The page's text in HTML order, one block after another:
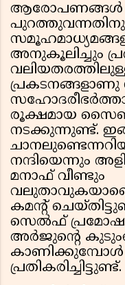
ആരോപണങ്ങള്‍
പുറത്തുവന്നതിനു
അനുകൂലിച്ചും
പ്രകടനങ്ങളാണു
രൂക്ഷമായ
നടക്കുന്നുണ്ട്.
നന്ദിയെന്നും
മനാഫ് വീണ്ടും
കമന്റ്
സെല്‍ഫ് പ്രമോഷന്‍
അര്‍ജുന്റെ
കാണിക്കുമ്പോള്‍
പ്രതികരിച്ചിട്ടുണ്ട്.